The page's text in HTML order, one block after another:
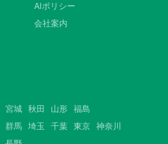
AIポリシー
会社案内
宮城 秋田 山形 福島
群馬 埼玉 千葉 東京 神奈川